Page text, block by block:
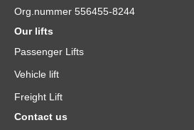
Org.nummer 556455-8244
Our lifts
Passenger Lifts
Vehicle lift
Freight Lift
Contact us